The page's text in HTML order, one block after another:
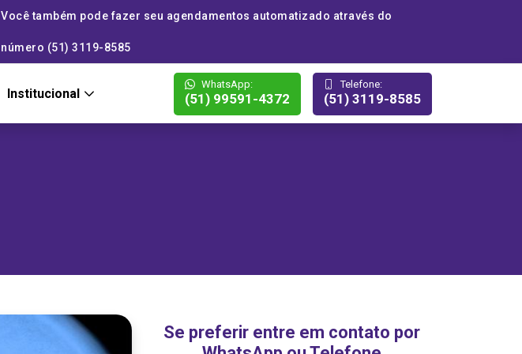
Você também pode fazer seu agendamentos automatizado através do
número (51) 3119-8585
WhatsApp:
(51) 99591-4372
Telefone:
(51) 3119-8585
Institucional
Se preferir entre em contato por